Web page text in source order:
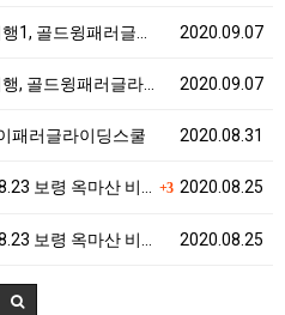
2020.09.07
1, 골드윙패러글…
2020.09.07
, 골드윙패러글라…
2020.08.31
패러글라이딩스쿨
+32020.08.25
보령 옥마산 비…
2020.08.25
보령 옥마산 비…